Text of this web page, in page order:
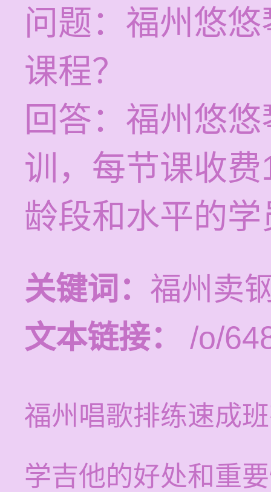
问题：福州悠
课程？
回答：福州悠
训，每节课收
龄段和水平的学
关键词： 福州卖
文本链接：
/o/
福州唱歌排练速成
学吉他的好处和重